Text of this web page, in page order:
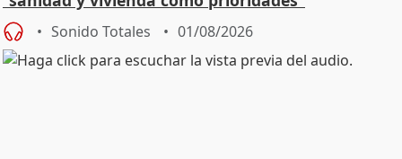
Sonido Totales 01/08/2026